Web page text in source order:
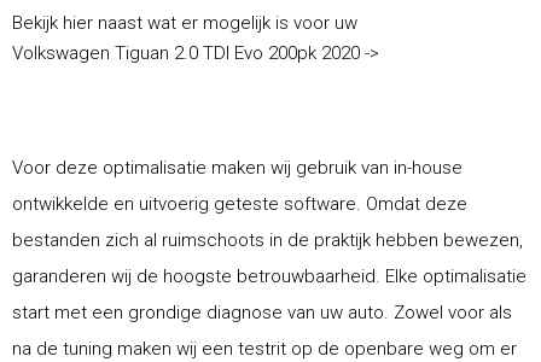
Bekijk hier naast wat er mogelijk is voor uw
Volkswagen Tiguan 2.0 TDI Evo 200pk 2020 ->
Voor deze optimalisatie maken wij gebruik van in-house
ontwikkelde en uitvoerig geteste software. Omdat deze
bestanden zich al ruimschoots in de praktijk hebben bewezen,
garanderen wij de hoogste betrouwbaarheid. Elke optimalisatie
start met een grondige diagnose van uw auto. Zowel voor als
na de tuning maken wij een testrit op de openbare weg om er